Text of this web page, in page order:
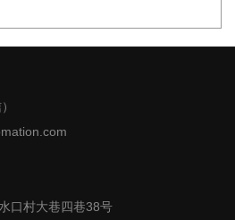
口村大巷四巷38号